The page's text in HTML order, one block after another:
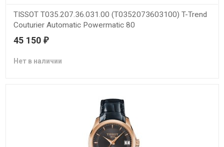
TISSOT T035.207.36.031.00 (T0352073603100) T-Trend
Couturier Automatic Powermatic 80
45 150 ₽
Нет в наличии